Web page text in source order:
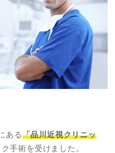
ある「品川近視クリニッ
手術を受けました。